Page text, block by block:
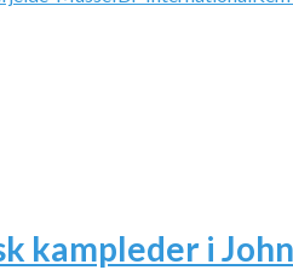
kampleder i